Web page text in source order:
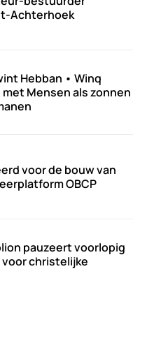
Achterhoek
Hebban • Winq
Mensen als zonnen
voor de bouw van
OBCP
pauzeert voorlopig
voor christelijke